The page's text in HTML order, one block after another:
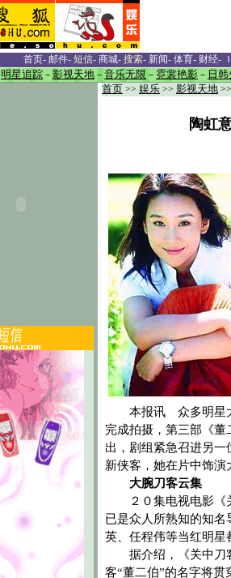
首页- 邮件- 短信- 商城- 搜索- 新闻- 体育- 财经-
明星追踪 － 影视天地 － 音乐无限 － 霓裳艳影 － 日
首页 >> 娱乐 >> 影视天地 >>
陶虹
本报讯 众多明星大
完成拍摄，第三部《
出，剧组紧急召进另一
新侠客，她在片中饰演
大腕刀客云集
２０集电视电影《关
已是众人所熟知的知名
英、任程伟等当红明星
据介绍，《关中刀客
客“董二伯”的名字将贯